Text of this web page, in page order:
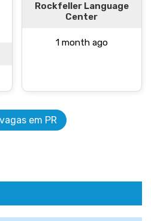
Rockfeller Language
Center
1 month ago
em PR